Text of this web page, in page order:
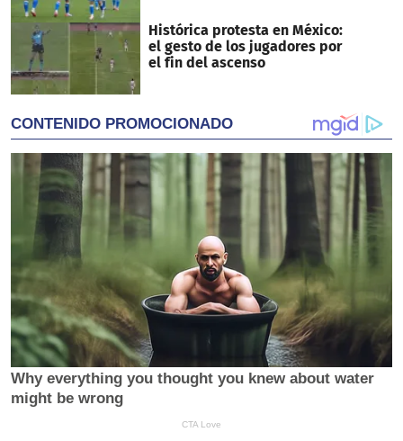
Histórica protesta en México:
el gesto de los jugadores por
el fin del ascenso